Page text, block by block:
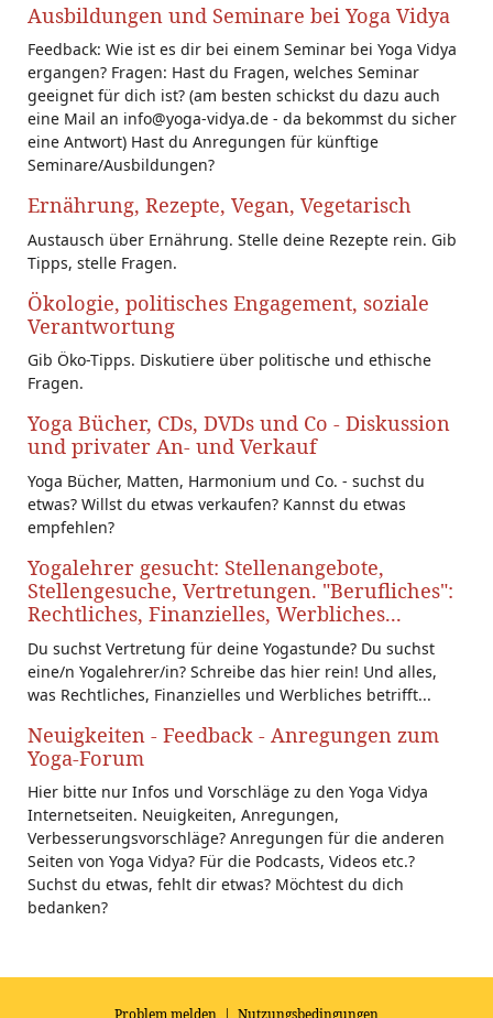
Ausbildungen und Seminare bei Yoga Vidya
Feedback: Wie ist es dir bei einem Seminar bei Yoga Vidya
ergangen? Fragen: Hast du Fragen, welches Seminar
geeignet für dich ist? (am besten schickst du dazu auch
eine Mail an info@yoga-vidya.de - da bekommst du sicher
eine Antwort) Hast du Anregungen für künftige
Seminare/Ausbildungen?
Ernährung, Rezepte, Vegan, Vegetarisch
Austausch über Ernährung. Stelle deine Rezepte rein. Gib
Tipps, stelle Fragen.
Ökologie, politisches Engagement, soziale
Verantwortung
Gib Öko-Tipps. Diskutiere über politische und ethische
Fragen.
Yoga Bücher, CDs, DVDs und Co - Diskussion
und privater An- und Verkauf
Yoga Bücher, Matten, Harmonium und Co. - suchst du
etwas? Willst du etwas verkaufen? Kannst du etwas
empfehlen?
Yogalehrer gesucht: Stellenangebote,
Stellengesuche, Vertretungen. "Berufliches":
Rechtliches, Finanzielles, Werbliches...
Du suchst Vertretung für deine Yogastunde? Du suchst
eine/n Yogalehrer/in? Schreibe das hier rein! Und alles,
was Rechtliches, Finanzielles und Werbliches betrifft...
Neuigkeiten - Feedback - Anregungen zum
Yoga-Forum
Hier bitte nur Infos und Vorschläge zu den Yoga Vidya
Internetseiten. Neuigkeiten, Anregungen,
Verbesserungsvorschläge? Anregungen für die anderen
Seiten von Yoga Vidya? Für die Podcasts, Videos etc.?
Suchst du etwas, fehlt dir etwas? Möchtest du dich
bedanken?
Problem melden | Nutzungsbedingungen